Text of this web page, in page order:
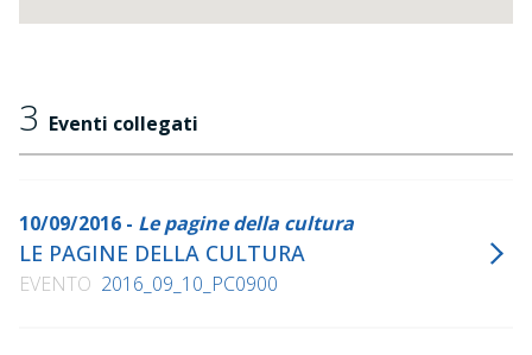
3 Eventi collegati
10/09/2016 - Le pagine della cultura
LE PAGINE DELLA CULTURA
EVENTO 2016_09_10_PC0900